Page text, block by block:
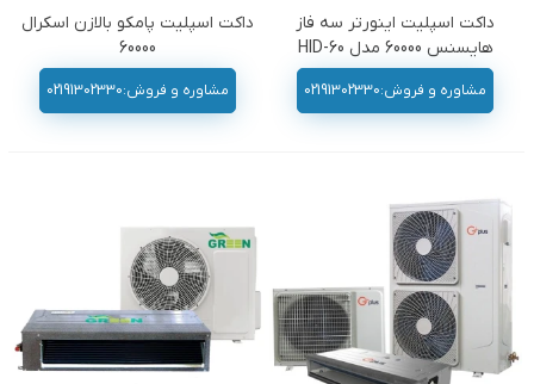
داکت اسپلیت اینورتر سه فاز
هایسنس 60000 مدل HID-60
مشاوره و فروش:02191302330
داکت اسپلیت پامکو بالازن اسکرال
60000
مشاوره و فروش:02191302330